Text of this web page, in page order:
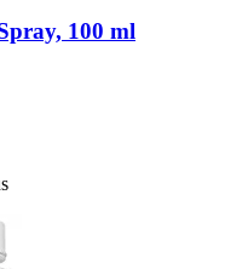
100 ml